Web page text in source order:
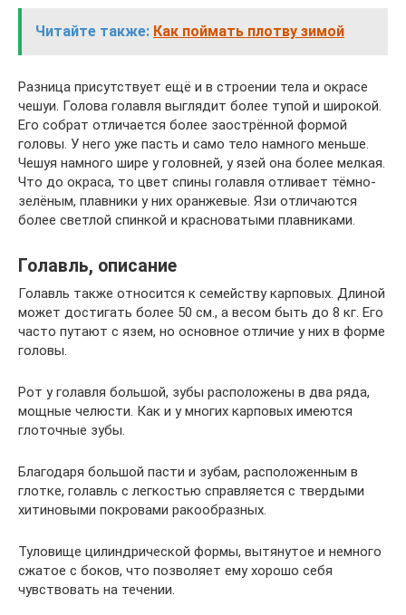
Читайте также: Как поймать плотву зимой
Разница присутствует ещё и в строении тела и окрасе
чешуи. Голова голавля выглядит более тупой и широкой.
Его собрат отличается более заострённой формой
головы. У него уже пасть и само тело намного меньше.
Чешуя намного шире у головней, у язей она более мелкая.
Что до окраса, то цвет спины голавля отливает тёмно-
зелёным, плавники у них оранжевые. Язи отличаются
более светлой спинкой и красноватыми плавниками.
Голавль, описание
Голавль также относится к семейству карповых. Длиной
может достигать более 50 см., а весом быть до 8 кг. Его
часто путают с язем, но основное отличие у них в форме
головы.
Рот у голавля большой, зубы расположены в два ряда,
мощные челюсти. Как и у многих карповых имеются
глоточные зубы.
Благодаря большой пасти и зубам, расположенным в
глотке, голавль с легкостью справляется с твердыми
хитиновыми покровами ракообразных.
Туловище цилиндрической формы, вытянутое и немного
сжатое с боков, что позволяет ему хорошо себя
чувствовать на течении.